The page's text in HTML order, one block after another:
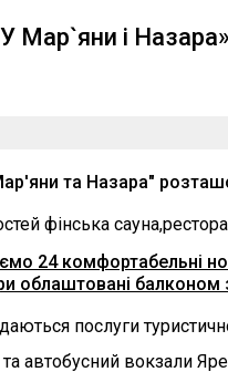
Мар`яни і
та Назара"
фінська
24 комфортабельні
облаштовані
послуги
та автобусний вокзали